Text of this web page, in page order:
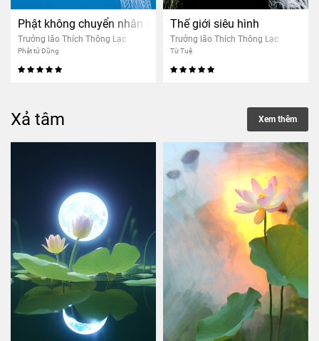
Phật không chuyển nhân quả người khác
Trưởng lão Thích Thông Lạc
Phật tử Dũng
Thế giới siêu hình
Trưởng lão Thích Thông Lạc
Từ Tuệ
Xả tâm Xem thêm